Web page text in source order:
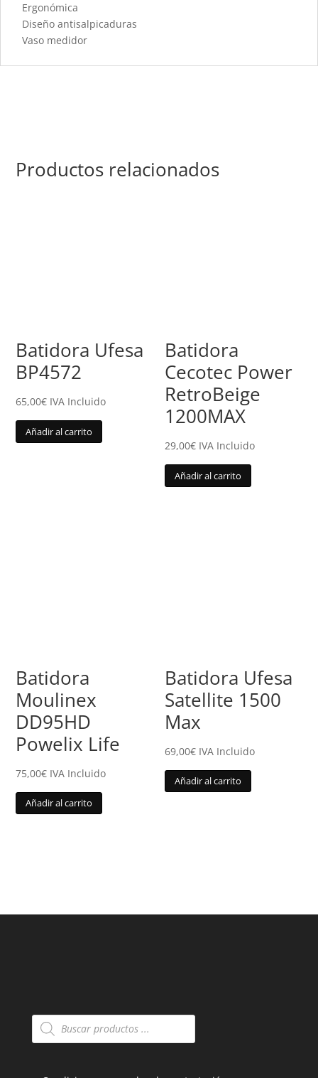
Ergonómica
Diseño antisalpicaduras
Vaso medidor
Productos relacionados
Batidora Ufesa
BP4572
65,00€ IVA Incluido
Añadir al carrito
Batidora
Cecotec Power
RetroBeige
1200MAX
29,00€ IVA Incluido
Añadir al carrito
Batidora
Moulinex
DD95HD
Powelix Life
75,00€ IVA Incluido
Añadir al carrito
Batidora Ufesa
Satellite 1500
Max
69,00€ IVA Incluido
Añadir al carrito
Búsqueda
de